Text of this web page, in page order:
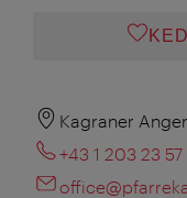
Kagraner
+43 1 203 23 57